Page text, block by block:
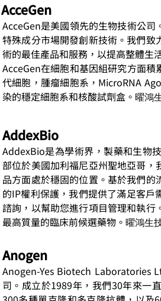
AcceGen
AcceGen是美國領先的生物技術公
特殊成分市場開發創新技術。我們
術的最佳產品和服務，以提高整體生
AcceGen在細胞和基因組研究方面
代細胞，腫瘤細胞系，MicroRNA
染的穩定細胞系和核酸試劑盒。 曜鴻
AddexBio
AddexBio是為學術界，製藥和生物
部位於美國加利福尼亞州聖地亞哥
品方面處於穩固的位置。基於我們
的IP權利保護，我們提供了滿足客
諮詢，以幫助您進行項目管理和執
最高質量的臨床前候選藥物。 曜鴻生
Anogen
Anogen-Yes Biotech Laboratories
司。成立於1989年，我們30年來一